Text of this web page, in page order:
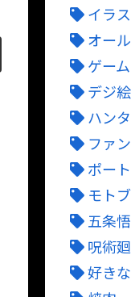
イラ
オー
ゲー
デジ絵
ハン
ファ
ポー
モト
五条悟
呪術
好き